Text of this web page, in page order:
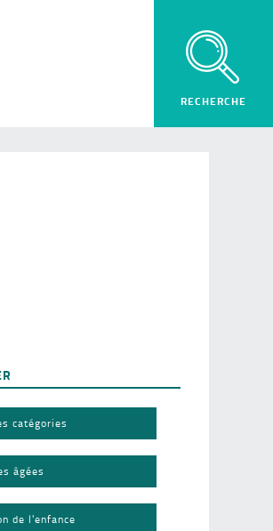
catégories
âgées
de l'enfance